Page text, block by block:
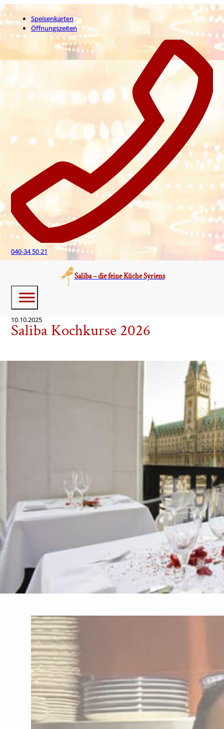
Speisenkarten
Öffnungszeiten
040-34 50 21
Saliba – die feine Küche Syriens
10.10.2025
Saliba Kochkurse 2026